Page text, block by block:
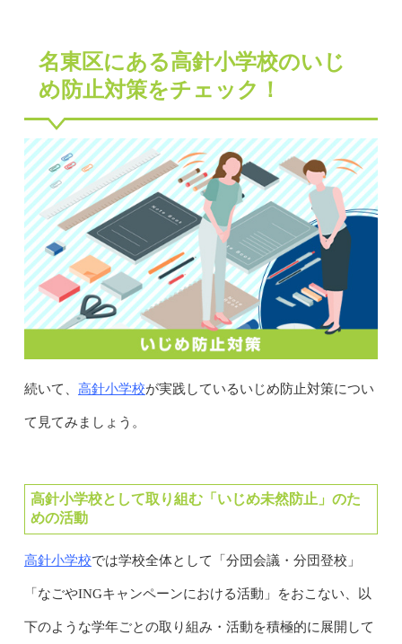
名東区にある高針小学校のいじ
め防止対策をチェック！
続いて、 高針小学校が実践しているいじめ防止対策につい
て見てみましょう。
高針小学校として取り組む「いじめ未然防止」のた
めの活動
高針小学校では学校全体として「分団会議・分団登校」
「なごやINGキャンペーンにおける活動」をおこない、以
下のような学年ごとの取り組み・活動を積極的に展開して